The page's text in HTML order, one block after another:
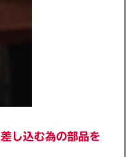
し込む為の部品を